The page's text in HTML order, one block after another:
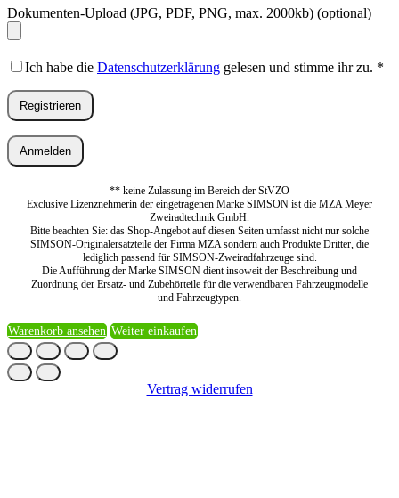
Dokumenten-Upload (JPG, PDF, PNG, max. 2000kb) (optional)
Ich habe die Datenschutzerklärung gelesen und stimme ihr zu. *
Registrieren
Anmelden
** keine Zulassung im Bereich der StVZO
Exclusive Lizenznehmerin der eingetragenen Marke SIMSON ist die MZA Meyer
Zweiradtechnik GmbH.
Bitte beachten Sie: das Shop-Angebot auf diesen Seiten umfasst nicht nur solche
SIMSON-Originalersatzteile der Firma MZA sondern auch Produkte Dritter, die
lediglich passend für SIMSON-Zweiradfahrzeuge sind.
Die Aufführung der Marke SIMSON dient insoweit der Beschreibung und
Zuordnung der Ersatz- und Zubehörteile für die verwendbaren Fahrzeugmodelle
und Fahrzeugtypen.
Warenkorb ansehen Weiter einkaufen
Vertrag widerrufen